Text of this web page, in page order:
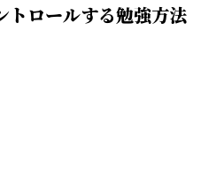
トロールする勉強方法